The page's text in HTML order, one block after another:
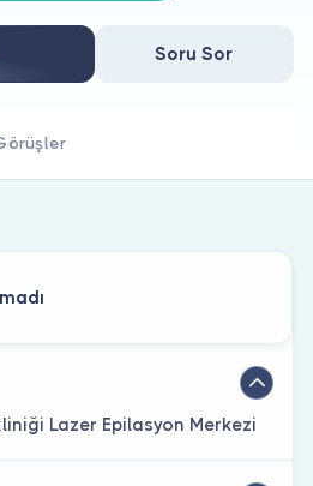
Soru Sor
Lazer Epilasyon Merkezi